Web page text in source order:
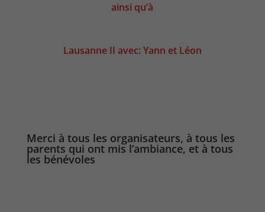
ainsi qu’à
Lausanne II avec: Yann et Léon
Merci à tous les organisateurs, à tous les
parents qui ont mis l’ambiance, et à tous
les bénévoles